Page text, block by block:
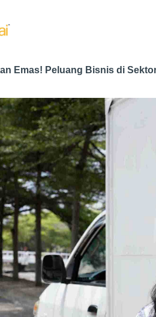
Emas! Peluang Bisnis di